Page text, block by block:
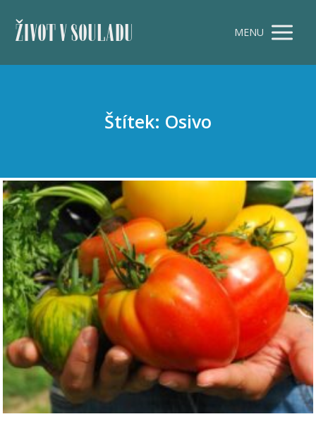
ŽIVOT V SOULADU MENU
Štítek: Osivo